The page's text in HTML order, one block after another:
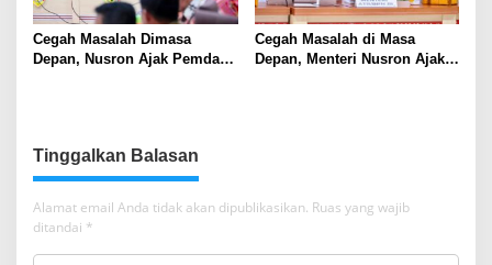
Cegah Masalah Dimasa
Depan, Nusron Ajak Pemda
Cegah Masalah di Masa
Depan, Menteri Nusron Ajak
Tinggalkan Balasan
Alamat email Anda tidak akan dipublikasikan. Ruas yang wajib
ditandai *